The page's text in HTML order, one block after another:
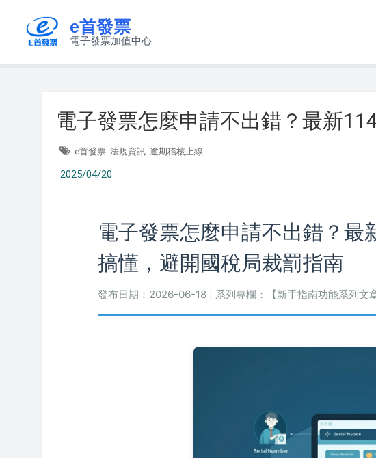
e首發票
電子發票加值中心
電子發票怎麼申請不出錯？最新
e首發票 法規資訊 逾期稽核上線
2025/04/20
電子發票怎麼申請不出錯？最
搞懂，避開國稅局裁罰指南
發布日期：2026-06-18 | 系列專欄：【新手指南功能系列文